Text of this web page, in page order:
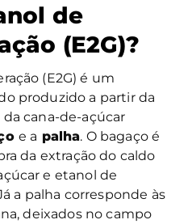
de
(E2G)?
(E2G) é um
produzido a partir da
da cana-de-açúcar
e a palha. O bagaço é
da extração do caldo
e etanol de
a palha corresponde às
deixados no campo